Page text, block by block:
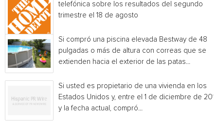
telefónica sobre los resultados del segundo
trimestre el 18 de agosto
Si compró una piscina elevada Bestway de 48
pulgadas o más de altura con correas que se
extienden hacia el exterior de las patas...
Si usted es propietario de una vivienda en los
Estados Unidos y, entre el 1 de diciembre de
y la fecha actual, compró...